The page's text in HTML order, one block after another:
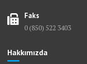
Faks
0 (850) 522 3403
Hakkımızda